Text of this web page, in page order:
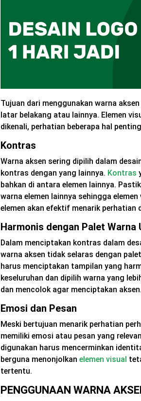
Tujuan dari menggunakan warna
latar belakang atau lainnya. Elemen
dikenali, perhatian beberapa hal
Kontras
Warna aksen sering dipilih dalam
kontras dengan yang lainnya. Kontras
bahkan di antara elemen lainnya.
warna elemen lainnya sehingga
elemen akan efektif menarik perhatian
Harmonis dengan Palet Warna
Dalam menciptakan kontras dalam
warna aksen tidak selaras dengan
harus menciptakan tampilan yang
keseluruhan dan dipilih warna yang
dan mencolok agar menciptakan aksen.
Emosi dan Pesan
Meski bertujuan menarik perhatian
memiliki emosi atau pesan yang
digunakan harus mencerminkan
berguna menonjolkan elemen visual
tertentu.
PENGGUNAAN WARNA